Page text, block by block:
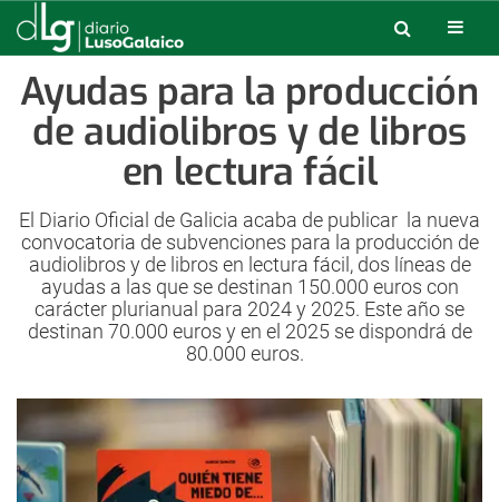
Ayudas para la producción
de audiolibros y de libros
en lectura fácil
El Diario Oficial de Galicia acaba de publicar la nueva
convocatoria de subvenciones para la producción de
audiolibros y de libros en lectura fácil, dos líneas de
ayudas a las que se destinan 150.000 euros con
carácter plurianual para 2024 y 2025. Este año se
destinan 70.000 euros y en el 2025 se dispondrá de
80.000 euros.